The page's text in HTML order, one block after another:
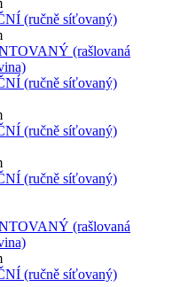
(ručně síťovaný)
(rašlovaná
(ručně síťovaný)
(ručně síťovaný)
(ručně síťovaný)
(rašlovaná
(ručně síťovaný)